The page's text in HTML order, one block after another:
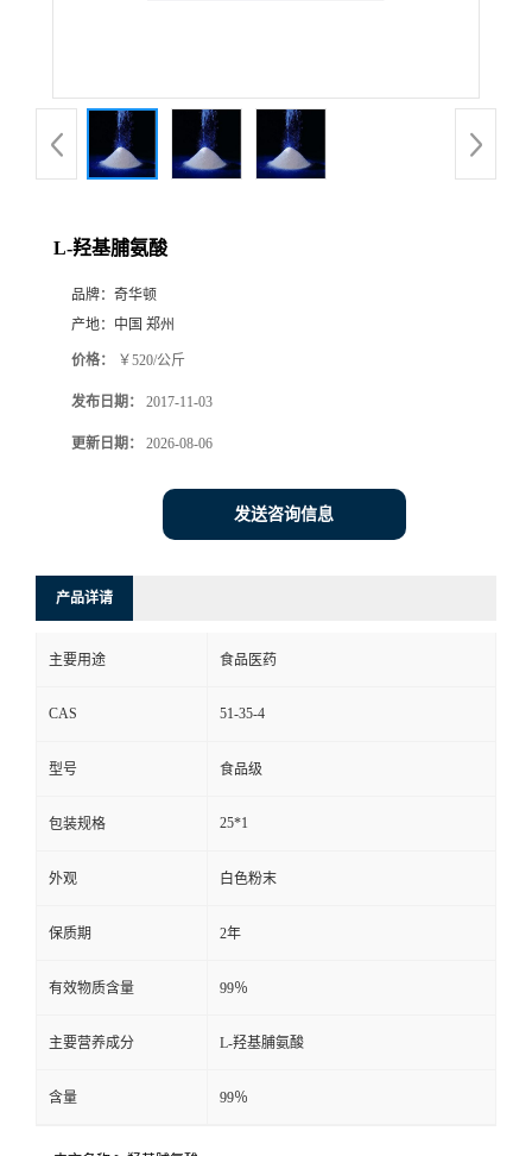
L-羟基脯氨酸
品牌： 奇华顿
产地： 中国 郑州
价格： ￥520/公斤
发布日期： 2017-11-03
更新日期： 2026-08-06
发送咨询信息
产品详请
主要用途 食品医药
CAS 51-35-4
型号 食品级
包装规格 25*1
外观 白色粉末
保质期 2年
有效物质含量 99％
主要营养成分 L-羟基脯氨酸
含量 99％